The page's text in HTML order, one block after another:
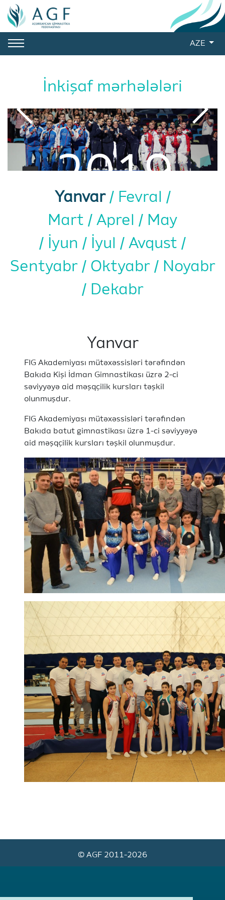
AZE
İnkişaf mərhələləri
2019
Yanvar
Fevral
Mart
Aprel
May
İyun
İyul
Avqust
Sentyabr
Oktyabr
Noyabr
Dekabr
Yanvar
FIG Akademiyası mütəxəssisləri tərəfindən
Bakıda Kişi İdman Gimnastikası üzrə 2-ci
səviyyəyə aid məşqçilik kursları təşkil
olunmuşdur.
FIG Akademiyası mütəxəssisləri tərəfindən
Bakıda batut gimnastikası üzrə 1-ci səviyyəyə
aid məşqçilik kursları təşkil olunmuşdur.
© AGF 2011-2026